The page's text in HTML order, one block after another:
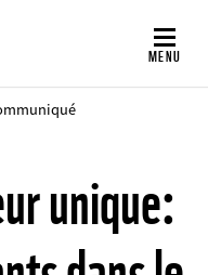
MENU
unique: